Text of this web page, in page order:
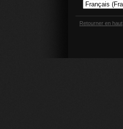
Retourner en haut